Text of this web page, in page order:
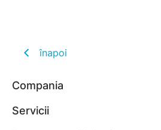
înapoi
Compania
Servicii